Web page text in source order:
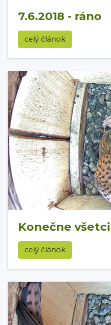
7.6.2018 - ráno
celý článok
Konečne
celý článok